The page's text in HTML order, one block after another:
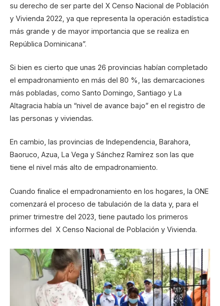
su derecho de ser parte del X Censo Nacional de Población
y Vivienda 2022, ya que representa la operación estadística
más grande y de mayor importancia que se realiza en
República Dominicana”.
Si bien es cierto que unas 26 provincias habían completado
el empadronamiento en más del 80 %, las demarcaciones
más pobladas, como Santo Domingo, Santiago y La
Altagracia había un “nivel de avance bajo” en el registro de
las personas y viviendas.
En cambio, las provincias de Independencia, Barahora,
Baoruco, Azua, La Vega y Sánchez Ramírez son las que
tiene el nivel más alto de empadronamiento.
Cuando finalice el empadronamiento en los hogares, la ONE
comenzará el proceso de tabulación de la data y, para el
primer trimestre del 2023, tiene pautado los primeros
informes del X Censo Nacional de Población y Vivienda.